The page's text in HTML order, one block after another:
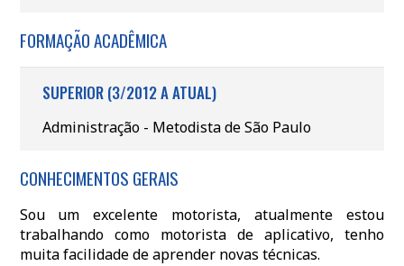
FORMAÇÃO ACADÊMICA
SUPERIOR (3/2012 A ATUAL)
Administração - Metodista de São Paulo
CONHECIMENTOS GERAIS
Sou um excelente motorista, atualmente estou
trabalhando como motorista de aplicativo, tenho
muita facilidade de aprender novas técnicas.